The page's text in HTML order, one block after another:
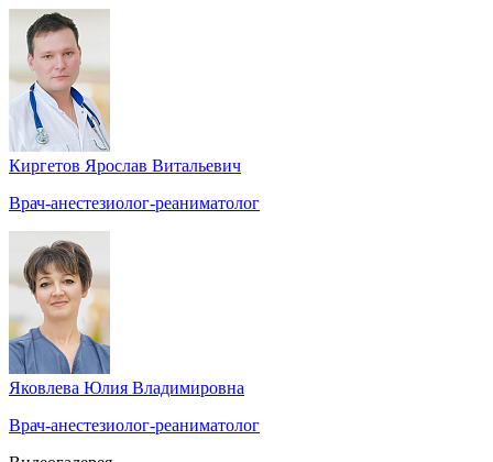
Киргетов Ярослав Витальевич
Врач-анестезиолог-реаниматолог
Яковлева Юлия Владимировна
Врач-анестезиолог-реаниматолог